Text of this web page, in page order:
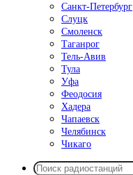
Санкт-Петербург
Слуцк
Смоленск
Таганрог
Тель-Авив
Тула
Уфа
Феодосия
Хадера
Чапаевск
Челябинск
Чикаго